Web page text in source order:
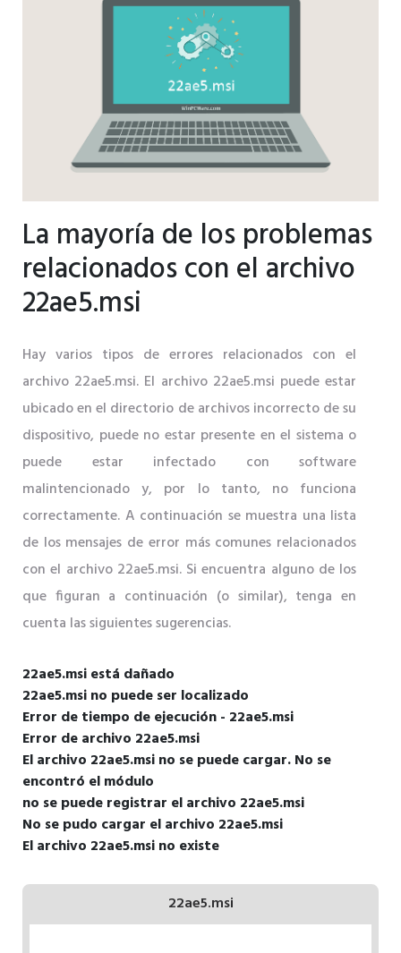
La mayoría de los problemas
relacionados con el archivo
22ae5.msi
Hay varios tipos de errores relacionados con el
archivo 22ae5.msi. El archivo 22ae5.msi puede estar
ubicado en el directorio de archivos incorrecto de su
dispositivo, puede no estar presente en el sistema o
puede estar infectado con software
malintencionado y, por lo tanto, no funciona
correctamente. A continuación se muestra una lista
de los mensajes de error más comunes relacionados
con el archivo 22ae5.msi. Si encuentra alguno de los
que figuran a continuación (o similar), tenga en
cuenta las siguientes sugerencias.
22ae5.msi está dañado
22ae5.msi no puede ser localizado
Error de tiempo de ejecución - 22ae5.msi
Error de archivo 22ae5.msi
El archivo 22ae5.msi no se puede cargar. No se
encontró el módulo
no se puede registrar el archivo 22ae5.msi
No se pudo cargar el archivo 22ae5.msi
El archivo 22ae5.msi no existe
22ae5.msi